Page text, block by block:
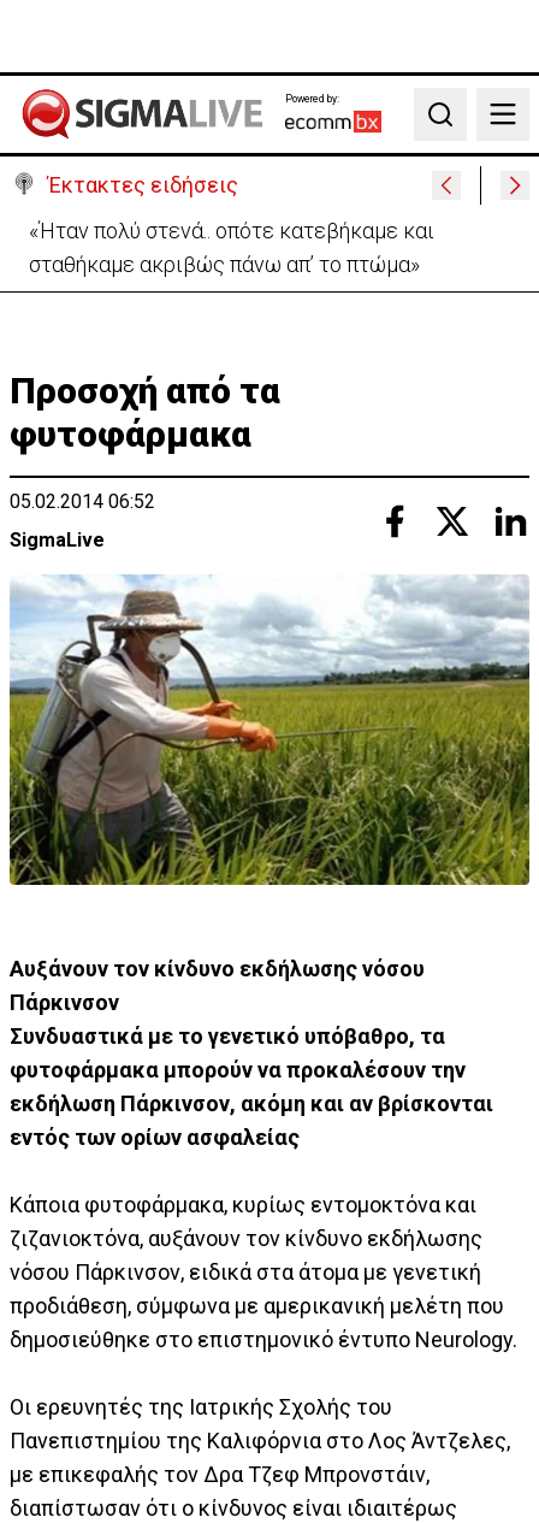
Powered by:
Search
Έκτακτες ειδήσεις
«Ήταν πολύ στενά.. οπότε κατεβήκαμε και
σταθήκαμε ακριβώς πάνω απ’ το πτώμα»
Προσοχή από τα
φυτοφάρμακα
05.02.2014 06:52
SigmaLive
Αυξάνουν τον κίνδυνο εκδήλωσης νόσου
Πάρκινσον
Συνδυαστικά με το γενετικό υπόβαθρο, τα
φυτοφάρμακα μπορούν να προκαλέσουν την
εκδήλωση Πάρκινσον, ακόμη και αν βρίσκονται
εντός των ορίων ασφαλείας
Κάποια φυτοφάρμακα, κυρίως εντομοκτόνα και
ζιζανιοκτόνα, αυξάνουν τον κίνδυνο εκδήλωσης
νόσου Πάρκινσον, ειδικά στα άτομα με γενετική
προδιάθεση, σύμφωνα με αμερικανική μελέτη που
δημοσιεύθηκε στο επιστημονικό έντυπο Neurology.
Οι ερευνητές της Ιατρικής Σχολής του
Πανεπιστημίου της Καλιφόρνια στο Λος Άντζελες,
με επικεφαλής τον Δρα Τζεφ Μπρονστάιν,
διαπίστωσαν ότι ο κίνδυνος είναι ιδιαιτέρως